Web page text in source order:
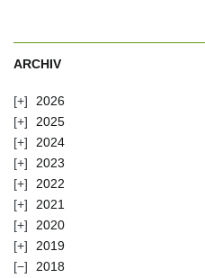
ARCHIV
2026
2025
2024
2023
2022
2021
2020
2019
2018